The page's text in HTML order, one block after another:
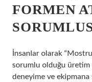
FORMEN
İnsanlar olarak
sorumlu olduğu üretim
deneyime ve